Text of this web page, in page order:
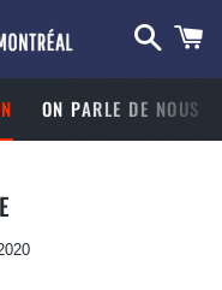
Search
ON PARLE DE NOUS